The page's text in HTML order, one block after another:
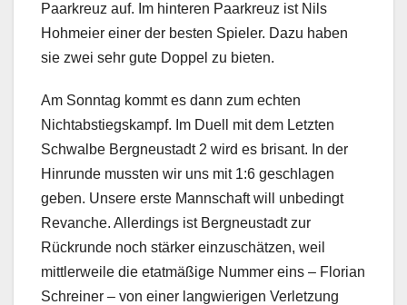
Paarkreuz auf. Im hinteren Paarkreuz ist Nils
Hohmeier einer der besten Spieler. Dazu haben
sie zwei sehr gute Doppel zu bieten.
Am Sonntag kommt es dann zum echten
Nichtabstiegskampf. Im Duell mit dem Letzten
Schwalbe Bergneustadt 2 wird es brisant. In der
Hinrunde mussten wir uns mit 1:6 geschlagen
geben. Unsere erste Mannschaft will unbedingt
Revanche. Allerdings ist Bergneustadt zur
Rückrunde noch stärker einzuschätzen, weil
mittlerweile die etatmäßige Nummer eins – Florian
Schreiner – von einer langwierigen Verletzung